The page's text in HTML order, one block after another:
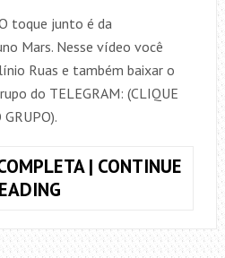
toque junto é da
Mars. Nesse vídeo você
Ruas e também baixar o
do TELEGRAM: (CLIQUE
| CONTINUE
TOQUE
BILLIONAIRE,